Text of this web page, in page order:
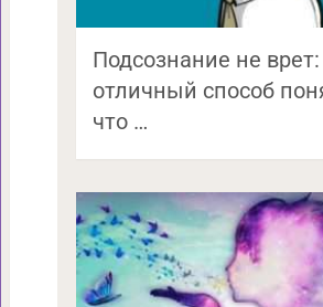
Подсознание не врет:
отличный способ
что …